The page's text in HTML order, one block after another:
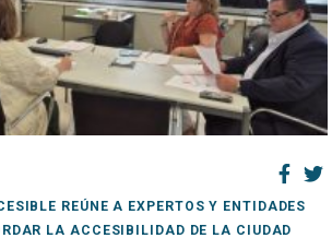
REÚNE A EXPERTOS Y ENTIDADES
LA ACCESIBILIDAD DE LA CIUDAD